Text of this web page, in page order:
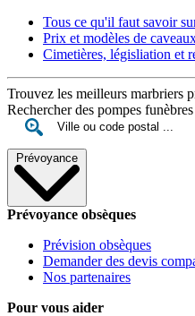
Tous ce qu'il faut savoir
Prix et modèles de
Cimetières, législiation et
Trouvez les meilleurs marbriers
Rechercher des pompes
Prévoyance
Prévoyance obsèques
Prévision obsèques
Demander des devis
Nos partenaires
Pour vous aider